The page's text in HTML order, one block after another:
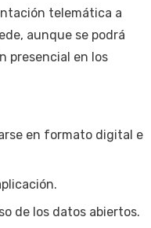
telemática a
aunque se podrá
presencial en los
en formato digital e
los datos abiertos.